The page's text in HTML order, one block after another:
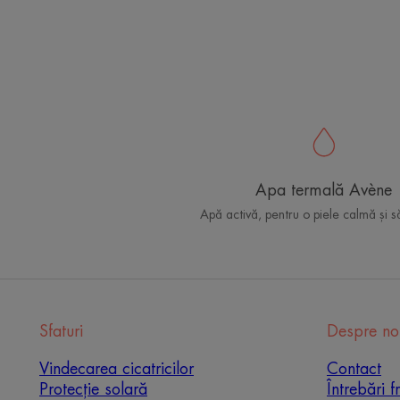
Apa termală Avène
Apă activă, pentru o piele calmă și
Sfaturi
Vindecarea cicatricilor
Protecție solară
Despre
Contact
Întrebări